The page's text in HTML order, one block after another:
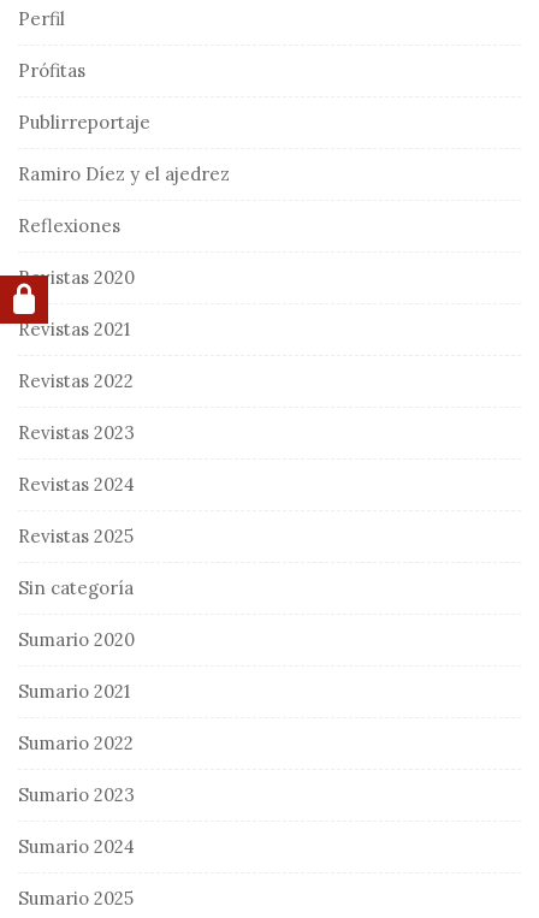
Perfil
Prófitas
Publirreportaje
Ramiro Díez y el ajedrez
Reflexiones
Revistas 2020
Revistas 2021
Revistas 2022
Revistas 2023
Revistas 2024
Revistas 2025
Sin categoría
Sumario 2020
Sumario 2021
Sumario 2022
Sumario 2023
Sumario 2024
Sumario 2025